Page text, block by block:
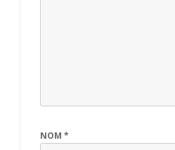
NOM *